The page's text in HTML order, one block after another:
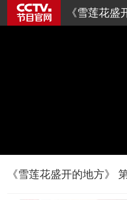
《雪莲花盛
《雪莲花盛开的地方》